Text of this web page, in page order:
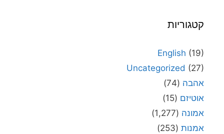
קטגוריות
English (19)
Uncategorized (27)
אהבה (74)
אוטיזם (15)
אמונה (1,277)
אמנות (253)